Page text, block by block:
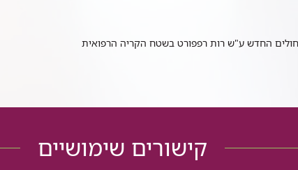
החולים החדש ע"ש רות רפפורט בשטח הקריה הרפואית
קישורים שימושיים